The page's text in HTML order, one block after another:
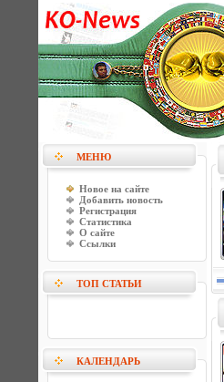
МЕНЮ
Новое на сайте
Добавить новость
Регистрация
Статистика
О сайте
Ссылки
ТОП СТАТЬИ
КАЛЕНДАРЬ